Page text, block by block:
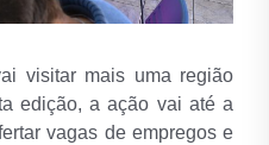
visitar mais uma região
edição, a ação vai até a
vagas de empregos e